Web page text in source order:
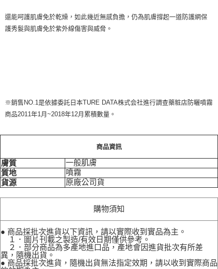
還能呵護肌膚免於乾燥，如此幾近無感負擔，仍為肌膚撐起一道防護網保
護秀髮與肌膚免於紫外線傷害與威脅。
※銷售NO.1是依據委託日本TURE DATA株式会社進行調查藥粧店防曬噴霧
商品2011年1月~2018年12月累積數量。
商品資訊
膚質
一般肌膚
質地
噴霧
貨源
原廠公司貨
購物須知
● 商品採批次進貨以下資訊，請以實際收到實品為主。
１．圖片刊載之製造/有效日期僅供參考。
２．部分商品為多產地進口品，產地會因進貨批次有所差
異，隨機出貨。
● 商品採批次進貨，隨機出貨無法指定效期，請以收到實際商品